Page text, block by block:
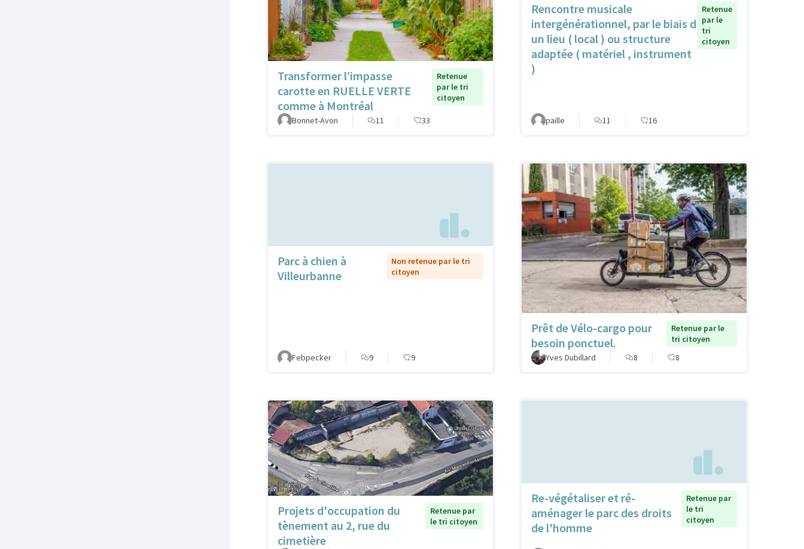
Transformer l’impasse
carotte en RUELLE VERTE
comme à Montréal
Retenue
par le tri
citoyen
Bonnet-Avon 11 33
Rencontre musicale
intergénérationnel, par le biais d
un lieu ( local ) ou structure
adaptée ( matériel , instrument
)
Retenue
par le
tri
citoyen
paille 11 16
Parc à chien à
Villeurbanne
Non retenue par le tri
citoyen
Febpecker 9 9
Prêt de Vélo-cargo pour
besoin ponctuel.
Retenue par le
tri citoyen
Yves Dubillard
8 8
Projets d'occupation du
tènement au 2, rue du
cimetière
Retenue par
le tri citoyen
Re-végétaliser et ré-
aménager le parc des droits
de l'homme
Retenue par
le tri
citoyen